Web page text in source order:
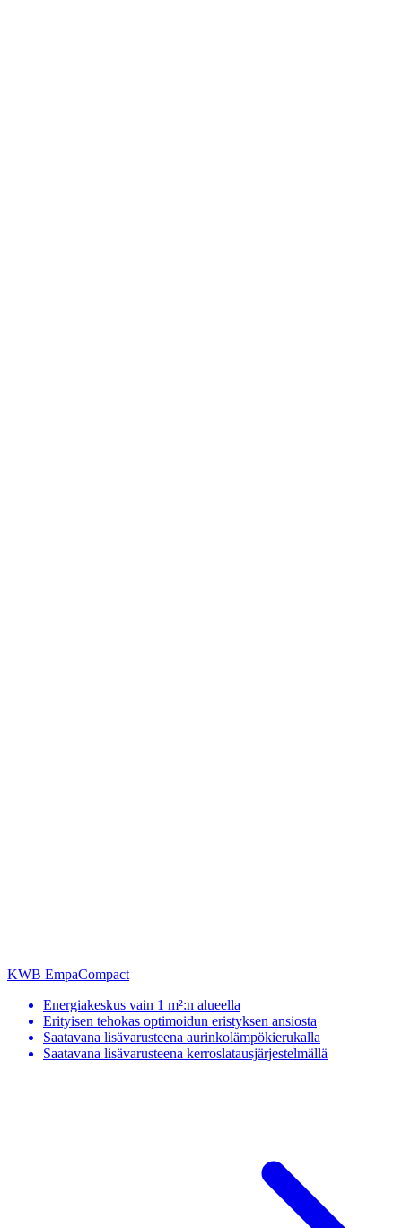
KWB EmpaCompact
Energiakeskus vain 1 m²:n alueella
Erityisen tehokas optimoidun eristyksen ansiosta
Saatavana lisävarusteena aurinkolämpökierukalla
Saatavana lisävarusteena kerroslatausjärjestelmällä